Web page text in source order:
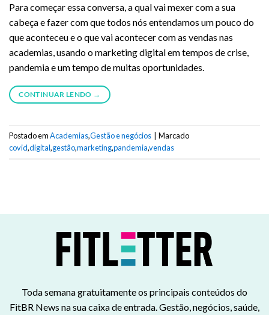
Para começar essa conversa, a qual vai mexer com a sua
cabeça e fazer com que todos nós entendamos um pouco do
que aconteceu e o que vai acontecer com as vendas nas
academias, usando o marketing digital em tempos de crise,
pandemia e um tempo de muitas oportunidades.
CONTINUAR LENDO →
Postado emAcademias,Gestão e negócios
Marcado
covid,digital,gestão,marketing,pandemia,vendas
Toda semana gratuitamente os principais conteúdos do
FitBR News na sua caixa de entrada. Gestão, negócios, saúde,